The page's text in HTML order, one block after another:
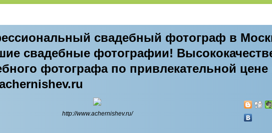
свадебный фотограф в
свадебные фотографии!
фотографа по привлекательной цене
http://www.achernishev.ru/